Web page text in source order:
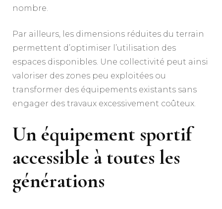
nombre.
Par ailleurs, les dimensions réduites du terrain
permettent d’optimiser l’utilisation des
espaces disponibles. Une collectivité peut ainsi
valoriser des zones peu exploitées ou
transformer des équipements existants sans
engager des travaux excessivement coûteux.
Un équipement sportif
accessible à toutes les
générations